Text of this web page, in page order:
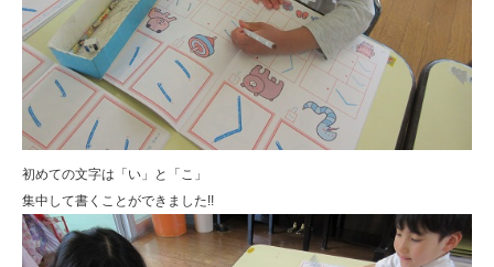
初めての文字は「い」と「こ」
集中して書くことができました!!